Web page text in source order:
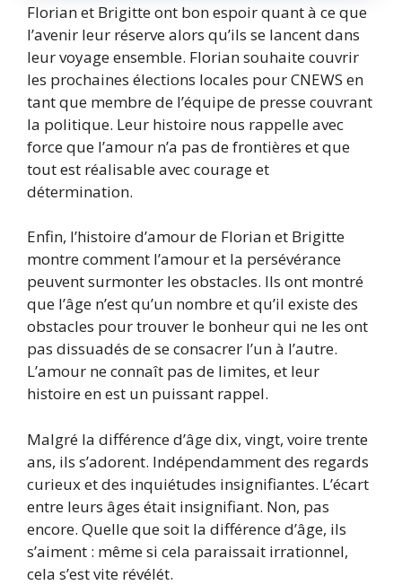
Florian et Brigitte ont bon espoir quant à ce que
l’avenir leur réserve alors qu’ils se lancent dans
leur voyage ensemble. Florian souhaite couvrir
les prochaines élections locales pour CNEWS en
tant que membre de l’équipe de presse couvrant
la politique. Leur histoire nous rappelle avec
force que l’amour n’a pas de frontières et que
tout est réalisable avec courage et
détermination.
Enfin, l’histoire d’amour de Florian et Brigitte
montre comment l’amour et la persévérance
peuvent surmonter les obstacles. Ils ont montré
que l’âge n’est qu’un nombre et qu’il existe des
obstacles pour trouver le bonheur qui ne les ont
pas dissuadés de se consacrer l’un à l’autre.
L’amour ne connaît pas de limites, et leur
histoire en est un puissant rappel.
Malgré la différence d’âge dix, vingt, voire trente
ans, ils s’adorent. Indépendamment des regards
curieux et des inquiétudes insignifiantes. L’écart
entre leurs âges était insignifiant. Non, pas
encore. Quelle que soit la différence d’âge, ils
s’aiment : même si cela paraissait irrationnel,
cela s’est vite révélét.